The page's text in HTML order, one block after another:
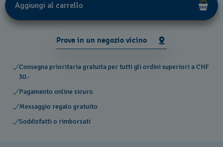
Aggiungi al carrello
Prova in un negozio vicino
Consegna prioritaria gratuita per tutti gli ordini superiori a CHF
30.-
Pagamento online sicuro
Messaggio regalo gratuito
Soddisfatti o rimborsati